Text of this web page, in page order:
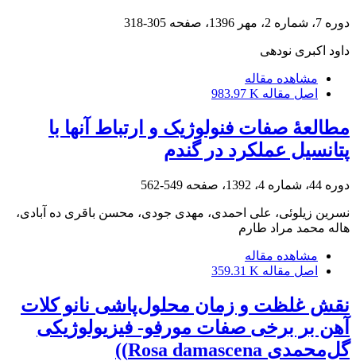
دوره 7، شماره 2، مهر 1396، صفحه 305-318
داود اکبری نودهی
مشاهده مقاله
اصل مقاله 983.97 K
مطالعۀ صفات فنولوژیک و ارتباط آنها با
پتانسیل عملکرد در گندم
دوره 44، شماره 4، 1392، صفحه 549-562
نسرین زیلوئی، علی احمدی، مهدی جودی، محسن باقری ده آبادی،
هاله محمد مراد طارم
مشاهده مقاله
اصل مقاله 359.31 K
نقش غلظت و زمان محلول‌پاشی نانو کلات
آهن بر برخی صفات مورفو- فیزیولوژیکی
گل‌محمدی Rosa damascena))